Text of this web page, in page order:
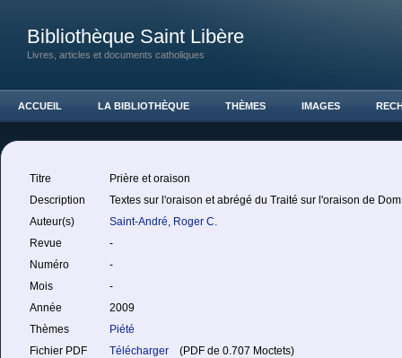
Bibliothèque Saint Libère
Livres, articles et documents catholiques
ACCUEIL LA BIBLIOTHÈQUE THÈMES IMAGES
Titre
Prière et oraison
Description
Textes sur l'oraison et abrégé du Traité sur l'oraison de
Auteur(s)
Saint-André, Roger C.
Revue
-
Numéro
-
Mois
-
Année
2009
Thèmes
Piété
Fichier PDF
Télécharger (PDF de 0.707 Moctets)